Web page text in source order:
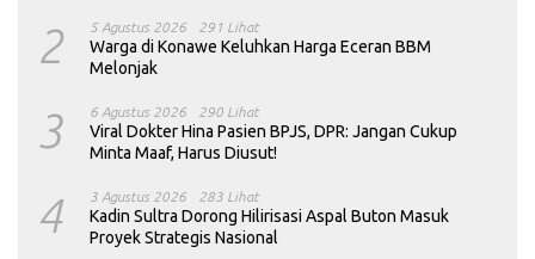
2 5 Agustus 2026 291 Lihat
Warga di Konawe Keluhkan Harga Eceran BBM
Melonjak
3 6 Agustus 2026 290 Lihat
Viral Dokter Hina Pasien BPJS, DPR: Jangan Cukup
Minta Maaf, Harus Diusut!
4 3 Agustus 2026 283 Lihat
Kadin Sultra Dorong Hilirisasi Aspal Buton Masuk
Proyek Strategis Nasional